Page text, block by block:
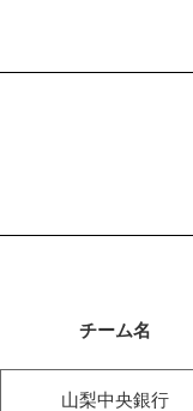
チーム名
山梨中央銀行